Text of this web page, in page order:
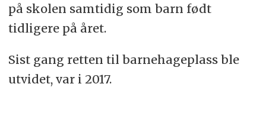
på skolen samtidig som barn født
tidligere på året.
Sist gang retten til barnehageplass ble
utvidet, var i 2017.